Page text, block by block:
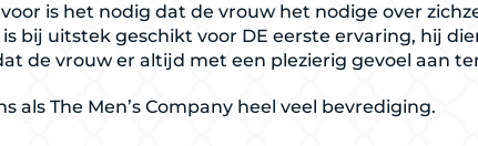
is het nodig dat de vrouw het nodige over
bij uitstek geschikt voor DE eerste ervaring, hij
de vrouw er altijd met een plezierig gevoel aan
als The Men’s Company heel veel bevrediging.